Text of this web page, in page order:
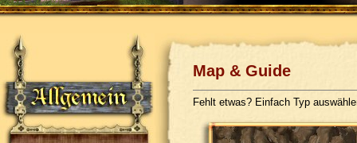
Map & Guide
Fehlt etwas? Einfach Typ